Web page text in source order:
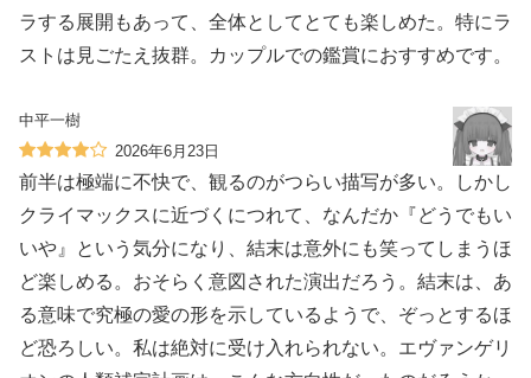
ラする展開もあって、全体としてとても楽しめた。特にラ
ストは見ごたえ抜群。カップルでの鑑賞におすすめです。
中平一樹
2026年6月23日
前半は極端に不快で、観るのがつらい描写が多い。しかし
クライマックスに近づくにつれて、なんだか『どうでもい
いや』という気分になり、結末は意外にも笑ってしまうほ
ど楽しめる。おそらく意図された演出だろう。結末は、あ
る意味で究極の愛の形を示しているようで、ぞっとするほ
ど恐ろしい。私は絶対に受け入れられない。エヴァンゲリ